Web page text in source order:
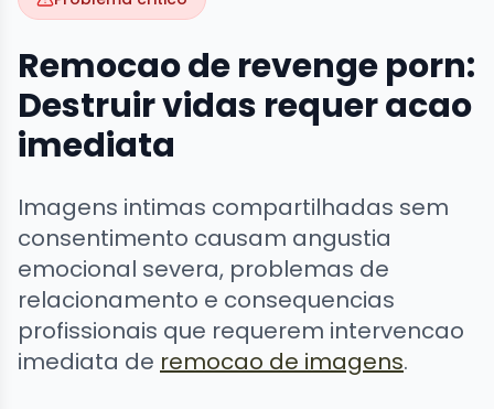
Remocao de revenge porn:
Destruir vidas requer acao
imediata
Imagens intimas compartilhadas sem
consentimento causam angustia
emocional severa, problemas de
relacionamento e consequencias
profissionais que requerem intervencao
imediata de remocao de imagens.